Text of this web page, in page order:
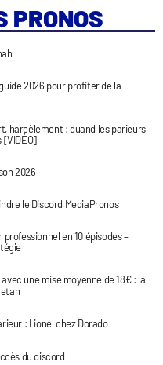
PRONOS
2026 pour profiter de la
harcèlement : quand les parieurs
[VIDÉO]
2026
le Discord MediaPronos
en 10 épisodes –
une mise moyenne de 18€ : la
: Lionel chez Dorado
du discord